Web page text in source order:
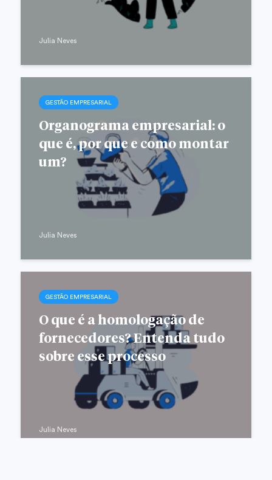
Julia Neves
GESTÃO EMPRESARIAL
Organograma empresarial: o
que é, por que e como montar
um?
Julia Neves
GESTÃO EMPRESARIAL
O que é a homologação de
fornecedores? Entenda tudo
sobre esse processo
Julia Neves